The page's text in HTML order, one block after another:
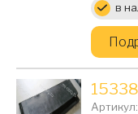
в